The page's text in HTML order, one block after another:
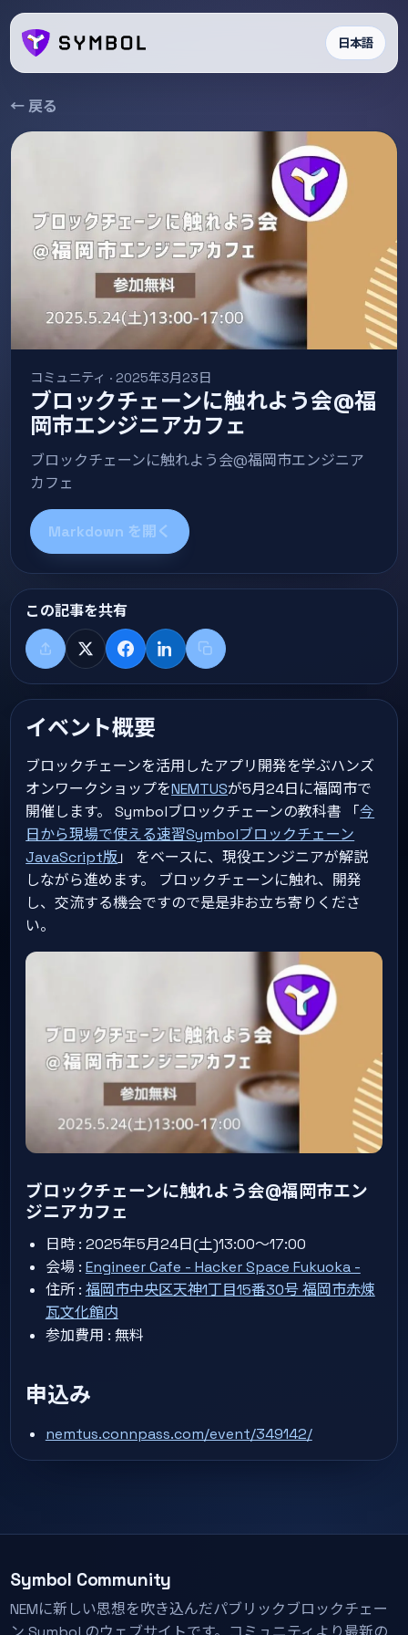
日本語
← 戻る
コミュニティ · 2025年3月23日
ブロックチェーンに触れよう会@福
岡市エンジニアカフェ
ブロックチェーンに触れよう会@福岡市エンジニア
カフェ
Markdown を開く
この記事を共有
共有する
X FacebookLinkedInタイトル+リンクをコピー
イベント概要
ブロックチェーンを活用したアプリ開発を学ぶハンズ
オンワークショップをNEMTUSが5月24日に福岡市で
開催します。 Symbolブロックチェーンの教科書 「今
日から現場で使える速習Symbolブロックチェーン
JavaScript版」 をベースに、現役エンジニアが解説
しながら進めます。 ブロックチェーンに触れ、開発
し、交流する機会ですので是是非お立ち寄りくださ
い。
ブロックチェーンに触れよう会@福岡市エン
ジニアカフェ
日時 : 2025年5月24日(土)13:00〜17:00
会場 : Engineer Cafe - Hacker Space Fukuoka -
住所 : 福岡市中央区天神1丁目15番30号 福岡市赤煉
瓦文化館内
参加費用 : 無料
申込み
nemtus.connpass.com/event/349142/
Symbol Community
NEMに新しい思想を吹き込んだパブリックブロックチェー